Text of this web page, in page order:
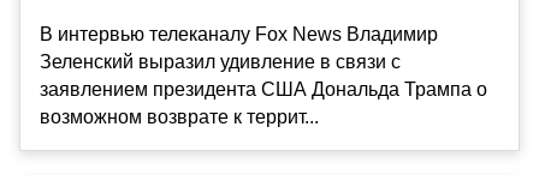
В интервью телеканалу Fox News Владимир
Зеленский выразил удивление в связи с
заявлением президента США Дональда Трампа о
возможном возврате к террит...